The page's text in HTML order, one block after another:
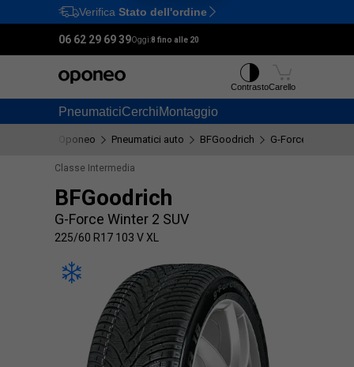
Ctrl M
Verifica Stato dell'ordine
06 62 29 69 39Oggi:8 fino alle 20
PneumaticiCerchiMontaggio
ContrastoCarello
Oponeo Pneumatici auto BFGoodrich G-Force Winter 2
Classe Intermedia
BFGoodrich
G-Force Winter 2 SUV
225/60 R17 103 V XL